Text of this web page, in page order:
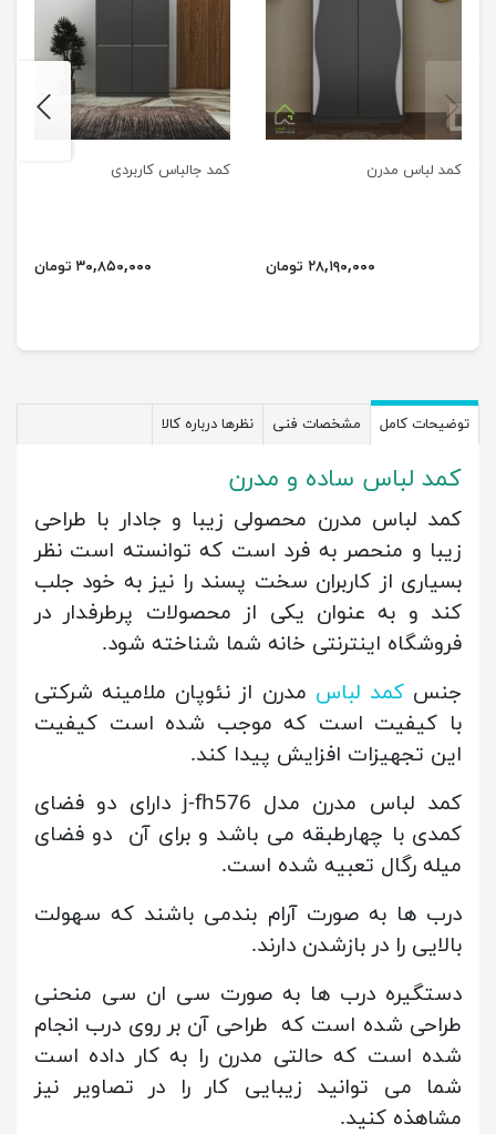
کمد لباس مدرن
۲۸,۱۹۰,۰۰۰ تومان
کمد جالباس کاربردی
۳۰,۸۵۰,۰۰۰ تومان
previus
توضیحات کامل مشخصات فنی نظرها درباره کالا
کمد لباس ساده و مدرن
کمد لباس مدرن محصولی زیبا و جادار با طراحی
زیبا و منحصر به فرد است که توانسته است نظر
بسیاری از کاربران سخت پسند را نیز به خود جلب
کند و به عنوان یکی از محصولات پرطرفدار در
فروشگاه اینترنتی خانه شما شناخته شود.
جنسکمد لباس مدرن از نئوپان ملامینه شرکتی
با کیفیت است که موجب شده است کیفیت
این تجهیزات افزایش پیدا کند.
کمد لباس مدرن مدل j-fh576 دارای دو فضای
کمدی با چهارطبقه می باشد و برای آن دو فضای
میله رگال تعبیه شده است.
درب ها به صورت آرام بندمی باشند که سهولت
بالایی را در بازشدن دارند.
دستگیره درب ها به صورت سی ان سی منحنی
طراحی شده است که طراحی آن بر روی درب انجام
شده است که حالتی مدرن را به کار داده است
شما می توانید زیبایی کار را در تصاویر نیز
مشاهذه کنید.